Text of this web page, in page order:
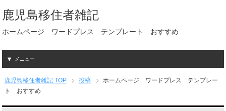
鹿児島移住者雑記
ホームページ ワードプレス テンプレート おすすめ
メニュー
鹿児島移住者雑記 TOP 投稿
ホームページ ワードプレス テンプレー
ト おすすめ